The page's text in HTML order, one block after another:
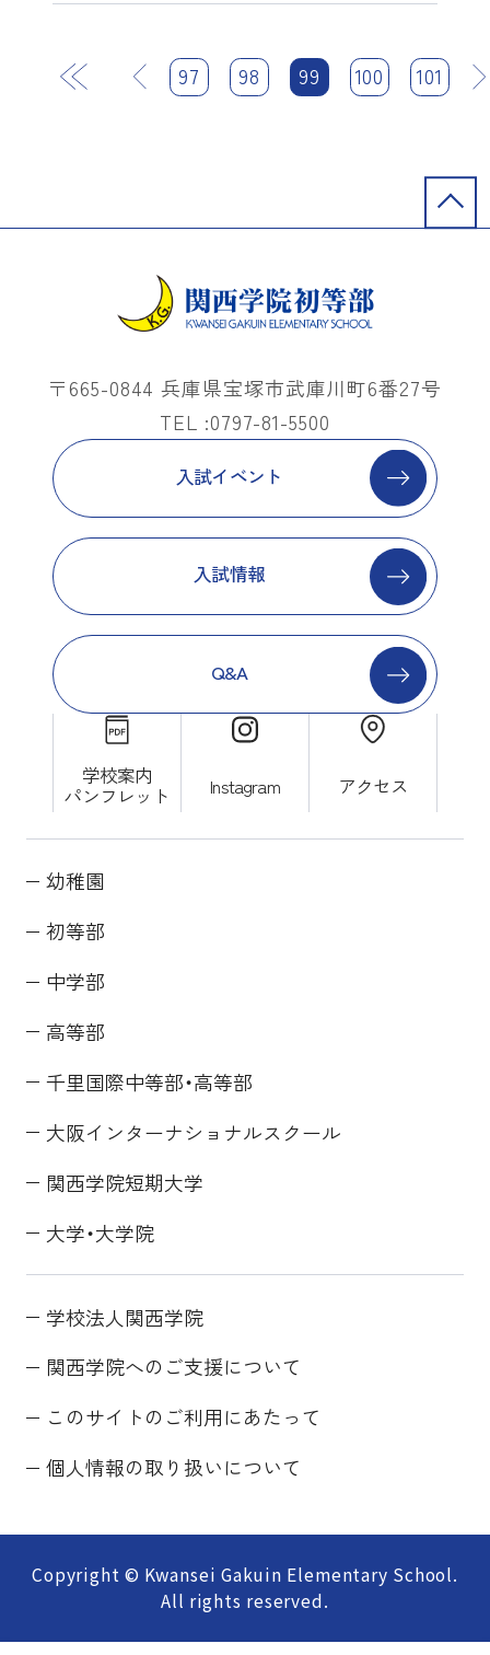
97 98 99 100 101
次 最後
〒665-0844 兵庫県宝塚市武庫川町6番27号
TEL :0797-81-5500
入試イベント
入試情報
Q&A
学校案内
パンフレット Instagram アクセス
幼稚園
初等部
中学部
高等部
千里国際中等部・高等部
大阪インターナショナルスクール
関西学院短期大学
大学・大学院
学校法人関西学院
関西学院へのご支援について
このサイトのご利用にあたって
個人情報の取り扱いについて
Copyright © Kwansei Gakuin Elementary School.
All rights reserved.